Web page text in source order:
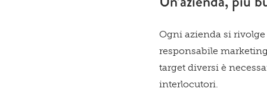
Ogni azienda si
responsabile
target diversi è
interlocutori.